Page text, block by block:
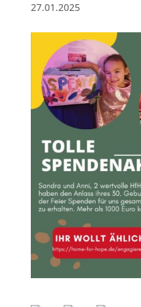
27.01.2025